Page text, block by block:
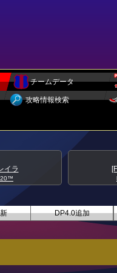
チームデータ
攻略情報検索
バッペ
2020™
DP4.0追加